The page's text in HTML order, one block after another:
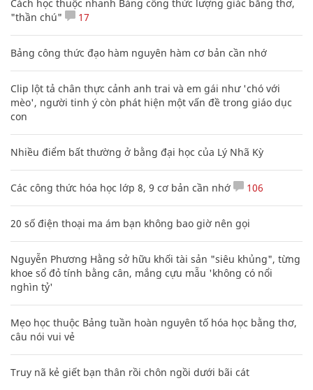
Cách học thuộc nhanh Bảng công thức lượng giác bằng thơ,
"thần chú"
17
Bảng công thức đạo hàm nguyên hàm cơ bản cần nhớ
Clip lột tả chân thực cảnh anh trai và em gái như 'chó với
mèo', người tinh ý còn phát hiện một vấn đề trong giáo dục
con
Nhiều điểm bất thường ở bằng đại học của Lý Nhã Kỳ
Các công thức hóa học lớp 8, 9 cơ bản cần nhớ 106
20 số điện thoại ma ám bạn không bao giờ nên gọi
Nguyễn Phương Hằng sở hữu khối tài sản "siêu khủng", từng
khoe sổ đỏ tính bằng cân, mắng cựu mẫu 'không có nổi
nghìn tỷ'
Mẹo học thuộc Bảng tuần hoàn nguyên tố hóa học bằng thơ,
câu nói vui vẻ
Truy nã kẻ giết bạn thân rồi chôn ngồi dưới bãi cát